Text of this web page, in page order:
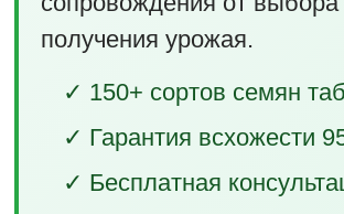
получения урожая.
✓ 150+ сортов семян
✓ Гарантия всхожести
✓ Бесплатная